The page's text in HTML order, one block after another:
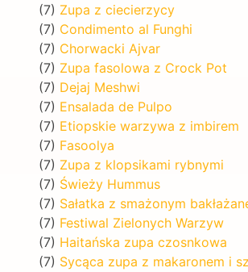
(7) Zupa z ciecierzycy
(7) Condimento al Funghi
(7) Chorwacki Ajvar
(7) Zupa fasolowa z Crock Pot
(7) Dejaj Meshwi
(7) Ensalada de Pulpo
(7) Etiopskie warzywa z imbirem
(7) Fasoolya
(7) Zupa z klopsikami rybnymi
(7) Świeży Hummus
(7) Sałatka z smażonym
(7) Festiwal Zielonych Warzyw
(7) Haitańska zupa czosnkowa
(7) Sycąca zupa z makaronem i